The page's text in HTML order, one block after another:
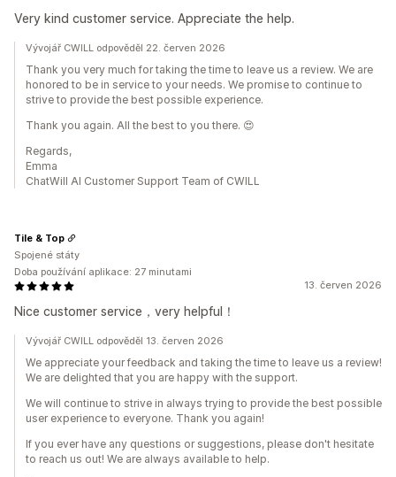
Very kind customer service. Appreciate the help.
Vývojář CWILL odpověděl 22. červen 2026
Thank you very much for taking the time to leave us a review. We are
honored to be in service to your needs. We promise to continue to
strive to provide the best possible experience.
Thank you again. All the best to you there. 😍
Regards,
Emma
ChatWill AI Customer Support Team of CWILL
13. červen 2026
Nice customer service，very helpful！
Tile & Top
Spojené státy
Doba používání aplikace: 27 minutami
Vývojář CWILL odpověděl 13. červen 2026
We appreciate your feedback and taking the time to leave us a review!
We are delighted that you are happy with the support.
We will continue to strive in always trying to provide the best possible
user experience to everyone. Thank you again!
If you ever have any questions or suggestions, please don't hesitate
to reach us out! We are always available to help.